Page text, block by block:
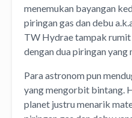
menemukan bayangan
piringan gas dan debu
TW Hydrae tampak
dengan dua piringan yang
Para astronom pun
yang mengorbit bintang.
planet justru menarik